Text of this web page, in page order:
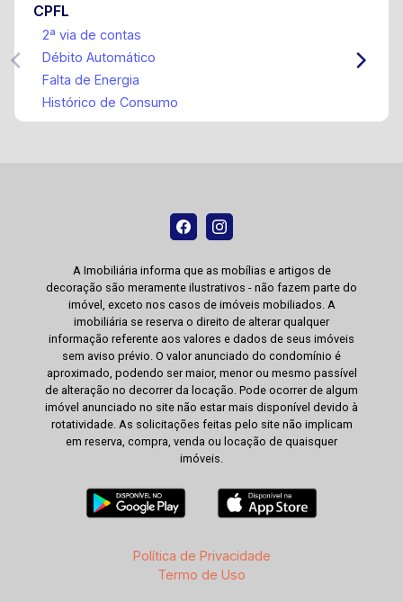
CPFL
2ª via de contas
Débito Automático
Falta de Energia
Histórico de Consumo
A Imobiliária informa que as mobílias e artigos de
decoração são meramente ilustrativos - não fazem parte do
imóvel, exceto nos casos de imóveis mobiliados. A
imobiliária se reserva o direito de alterar qualquer
informação referente aos valores e dados de seus imóveis
sem aviso prévio. O valor anunciado do condomínio é
aproximado, podendo ser maior, menor ou mesmo passível
de alteração no decorrer da locação. Pode ocorrer de algum
imóvel anunciado no site não estar mais disponível devido à
rotatividade. As solicitações feitas pelo site não implicam
em reserva, compra, venda ou locação de quaisquer
imóveis.
Política de Privacidade
Termo de Uso